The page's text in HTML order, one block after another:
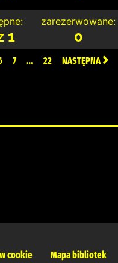
1
zarezerwowane:
0
7 … 22 NASTĘPNA
cookie Mapa bibliotek